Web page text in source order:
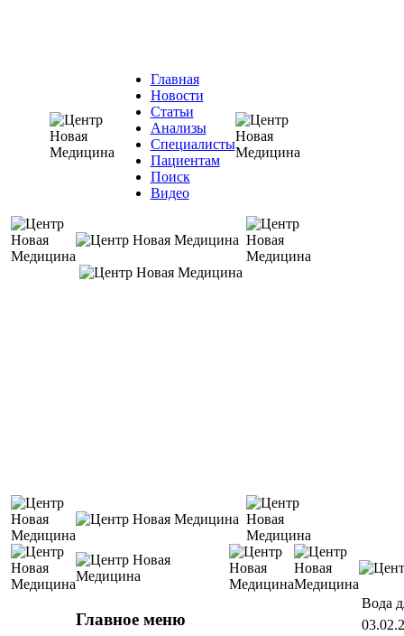
Главная
Новости
Статьи
Анализы
Специалисты
Пациентам
Поиск
Видео
Главное меню
Вода